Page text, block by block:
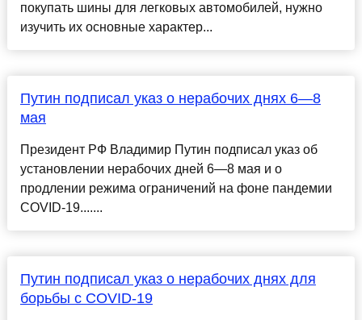
покупать шины для легковых автомобилей, нужно
изучить их основные характер...
Путин подписал указ о нерабочих днях 6—8
мая
Президент РФ Владимир Путин подписал указ об
установлении нерабочих дней 6—8 мая и о
продлении режима ограничений на фоне пандемии
COVID-19.......
Путин подписал указ о нерабочих днях для
борьбы с COVID-19